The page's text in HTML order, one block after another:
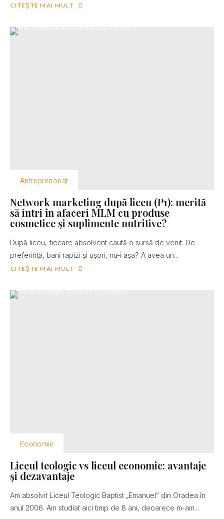
CITEȘTE MAI MULT
Antreprenoriat
Network marketing după liceu (P1): merită
să intri în afaceri MLM cu produse
cosmetice şi suplimente nutritive?
După liceu, fiecare absolvent caută o sursă de venit. De
preferinţă, bani rapizi şi uşori, nu-i aşa? A avea un...
CITEȘTE MAI MULT
Economie
Liceul teologic vs liceul economic: avantaje
şi dezavantaje
Am absolvit Liceul Teologic Baptist „Emanuel” din Oradea în
anul 2006. Am studiat aici timp de 8 ani, deoarece m-am...